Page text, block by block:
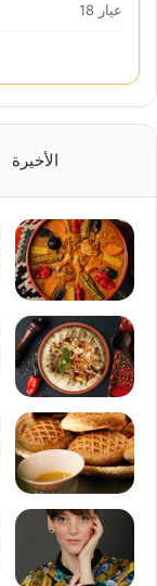
عيار 18
الأخيرة